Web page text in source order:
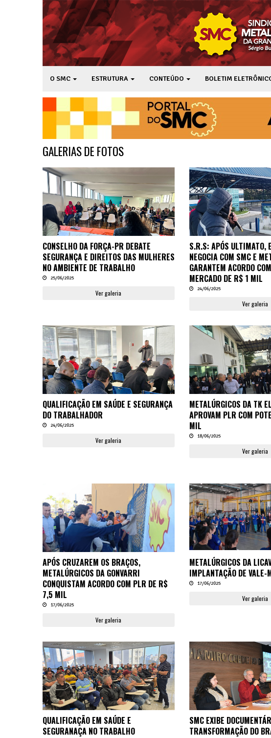
O SMC ESTRUTURA CONTEÚDO BOLETIM
GALERIAS DE FOTOS
CONSELHO DA FORÇA-PR DEBATE
SEGURANÇA E DIREITOS DAS MULHERES
NO AMBIENTE DE TRABALHO
25/06/2025
Ver galeria
S.R.S: APÓS ULTIMATO,
NEGOCIA COM SMC E
GARANTEM ACORDO
MERCADO DE R$ 1 MIL
24/06/2025
Ver galeria
QUALIFICAÇÃO EM SAÚDE E SEGURANÇA
DO TRABALHADOR
24/06/2025
Ver galeria
METALÚRGICOS DA TK
APROVAM PLR COM
MIL
18/06/2025
Ver galeria
APÓS CRUZAREM OS BRAÇOS,
METALÚRGICOS DA GONVARRI
CONQUISTAM ACORDO COM PLR DE R$
7,5 MIL
17/06/2025
Ver galeria
METALÚRGICOS DA
IMPLANTAÇÃO DE VALE-
17/06/2025
Ver galeria
QUALIFICAÇÃO EM SAÚDE E
SEGURANAÇA NO TRABALHO
SMC EXIBE
TRANSFORMAÇÃO DO